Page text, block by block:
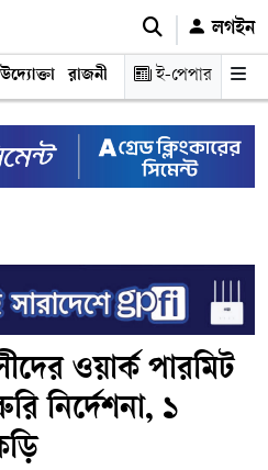
লগইন
উদ্যোক্তা রাজনীতি শিক্ষা স্বাস্থ্য ও
ই-পেপার
ওয়ার্ক পারমিট
নির্দেশনা, ১